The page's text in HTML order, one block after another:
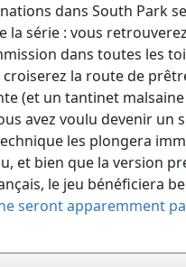
dans South Park
la série : vous
dans toutes les
la route de
(et un tantinet malsaine
avez voulu devenir un
les plongera
et bien que la version
le jeu bénéficiera
seront apparemment